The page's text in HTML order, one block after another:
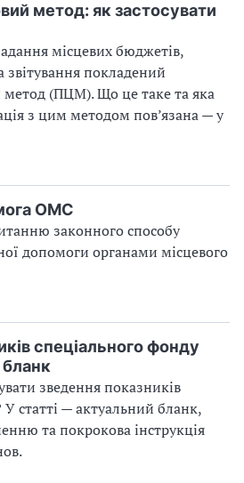
метод: як застосувати
місцевих бюджетів,
звітування покладений
(ПЦМ). Що це таке та яка
з цим методом пов’язана — у
ОМС
законного способу
допомоги органами місцевого
спеціального фонду
зведення показників
статті — актуальний бланк,
та покрокова інструкція